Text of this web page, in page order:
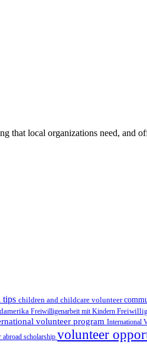
that local organizations need, and
tips children and childcare volunteer
Freiwilligenarbeit mit Kindern
volunteer program International
abroad scholarship volunteer